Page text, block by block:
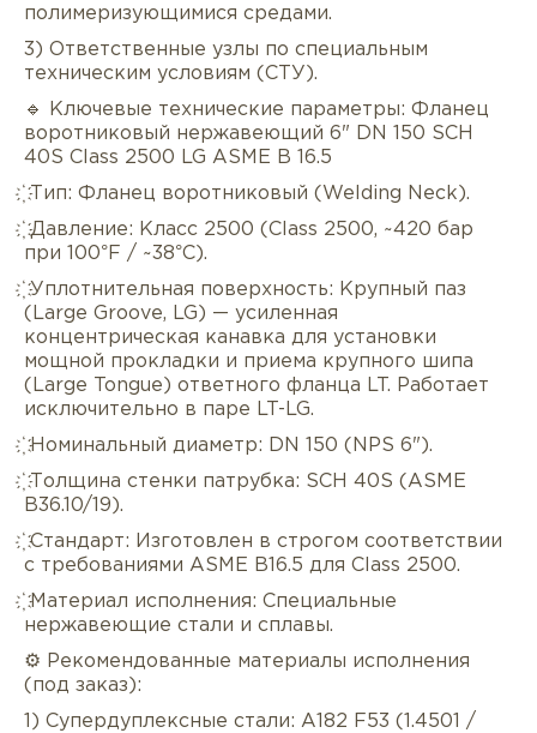
Описание Характеристики
Услуги Оплата/доставка Отзывы/
полимеризующимися средами.
3) Ответственные узлы по специальным
техническим условиям (СТУ).
🔹 Ключевые технические параметры: Фланец
воротниковый нержавеющий 6" DN 150 SCH
40S Class 2500 LG ASME B 16.5
҉ Тип: Фланец воротниковый (Welding Neck).
҉ Давление: Класс 2500 (Class 2500, ~420 бар
при 100°F / ~38°C).
҉ Уплотнительная поверхность: Крупный паз
(Large Groove, LG) — усиленная
концентрическая канавка для установки
мощной прокладки и приема крупного шипа
(Large Tongue) ответного фланца LT. Работает
исключительно в паре LT-LG.
҉ Номинальный диаметр: DN 150 (NPS 6").
҉ Толщина стенки патрубка: SCH 40S (ASME
B36.10/19).
҉ Стандарт: Изготовлен в строгом соответствии
с требованиями ASME B16.5 для Class 2500.
҉ Материал исполнения: Специальные
нержавеющие стали и сплавы.
⚙️ Рекомендованные материалы исполнения
(под заказ):
1) Супердуплексные стали: A182 F53 (1.4501 /